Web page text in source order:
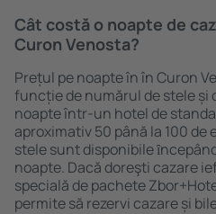
Cât costă o noapte de
Curon Venosta?
Prețul pe noapte în în Curon
funcție de numărul de stele și
noapte într-un hotel de
aproximativ 50 până la 100
stele sunt disponibile
noapte. Dacă doreşti cazare
specială de pachete
permite să rezervi cazare și